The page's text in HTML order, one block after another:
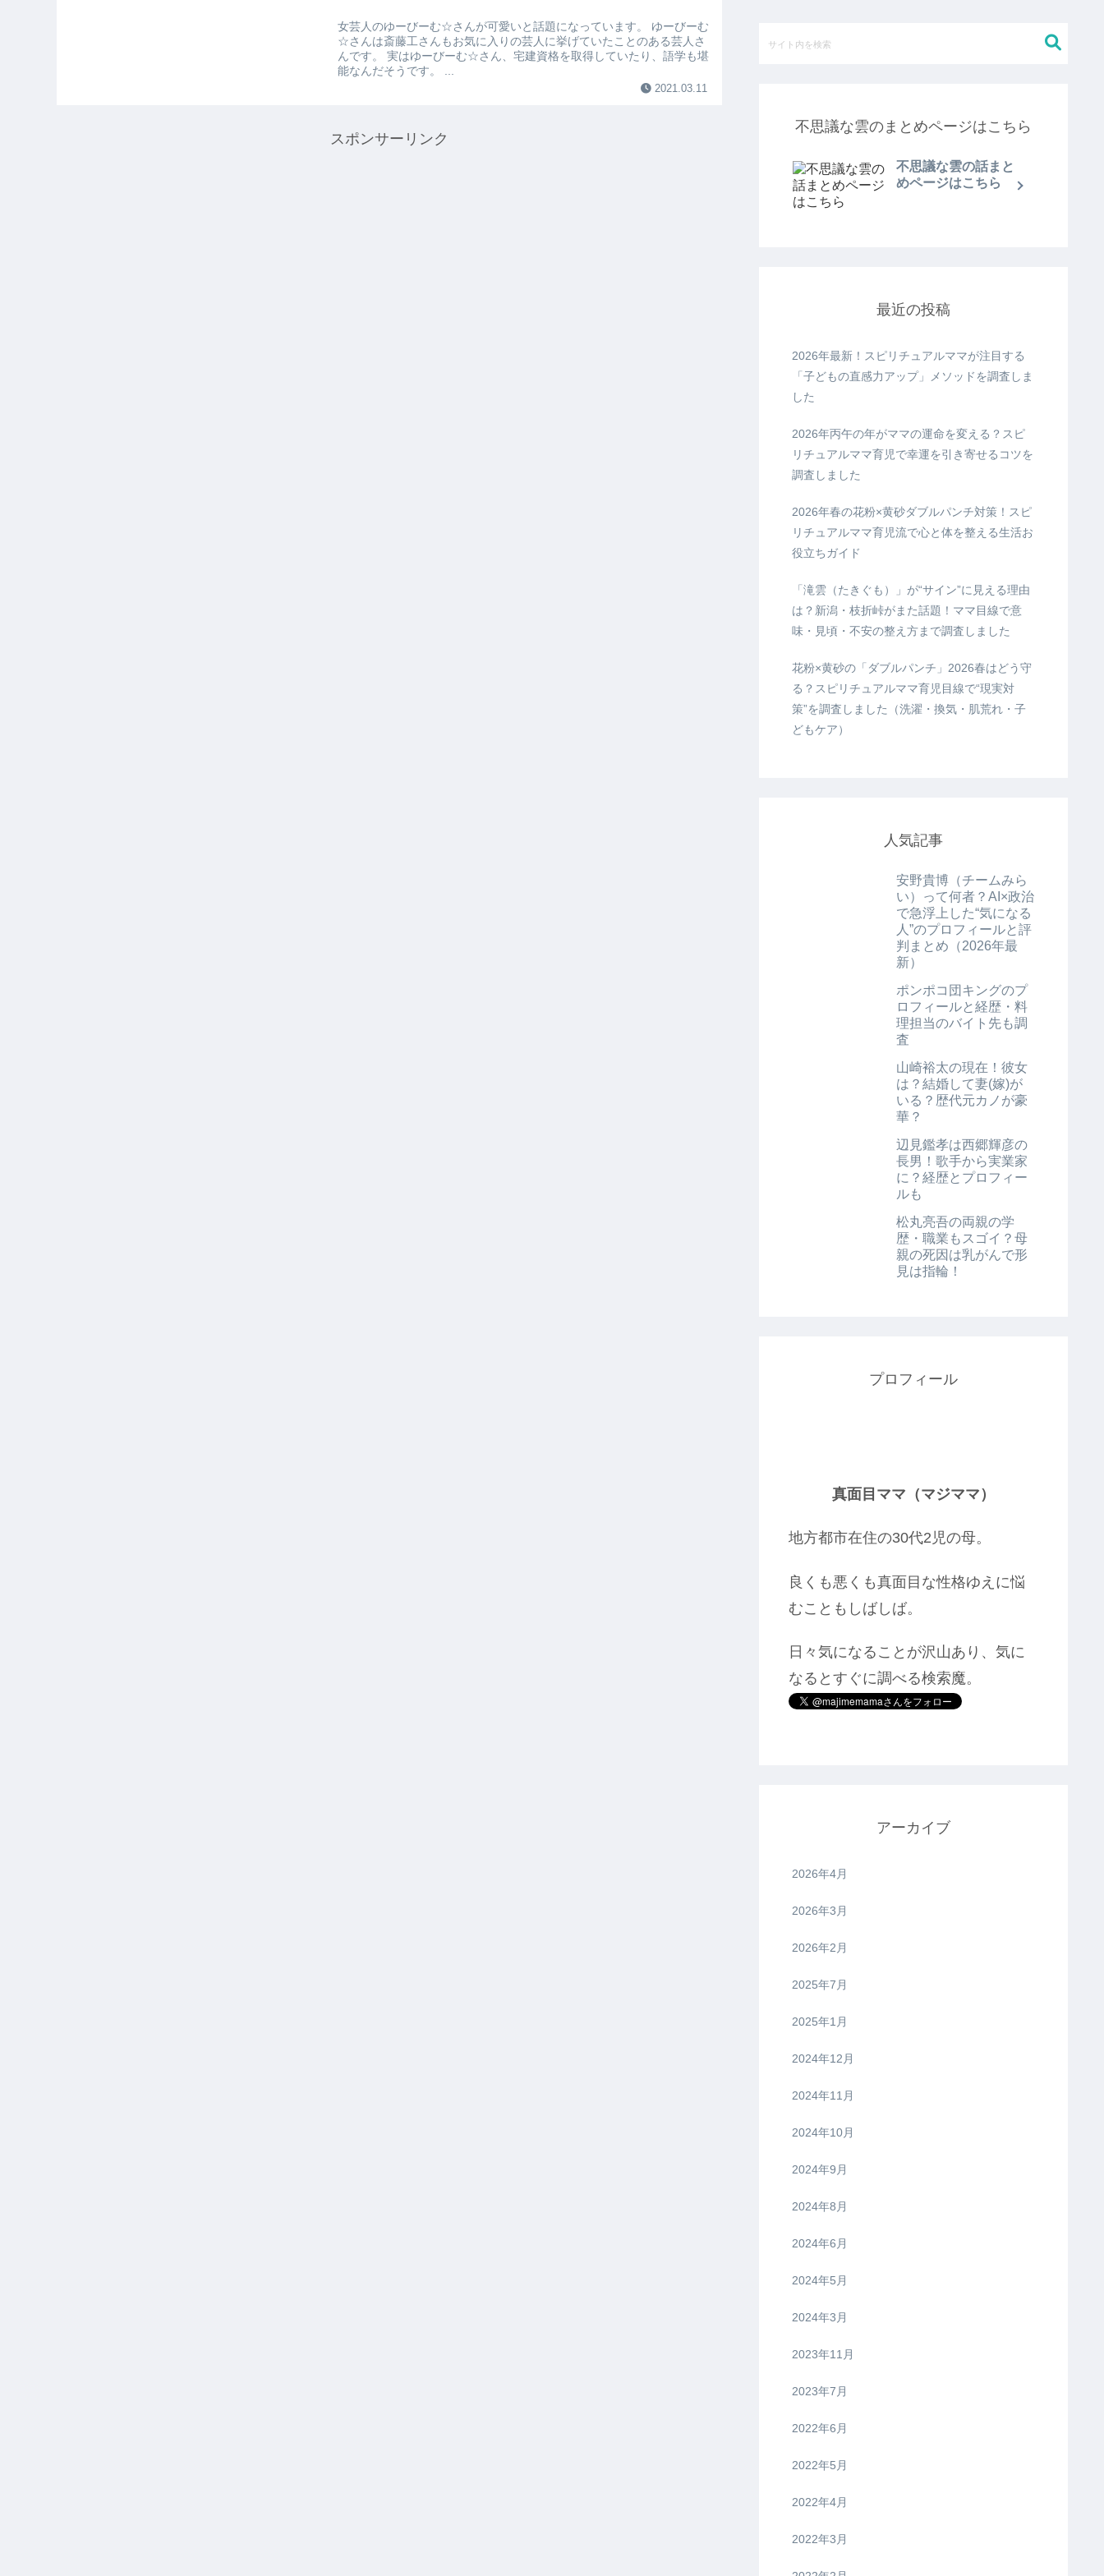
女芸人のゆーびーむ☆さんが可愛いと話題になっています。 ゆーびーむ
☆さんは斎藤工さんもお気に入りの芸人に挙げていたことのある芸人さ
んです。 実はゆーびーむ☆さん、宅建資格を取得していたり、語学も堪
能なんだそうです。 ...
2021.03.11
スポンサーリンク
不思議な雲のまとめページはこちら
不思議な雲の話まと
めページはこちら
最近の投稿
2026年最新！スピリチュアルママが注目する
「子どもの直感力アップ」メソッドを調査しま
した
2026年丙午の年がママの運命を変える？スピ
リチュアルママ育児で幸運を引き寄せるコツを
調査しました
2026年春の花粉×黄砂ダブルパンチ対策！スピ
リチュアルママ育児流で心と体を整える生活お
役立ちガイド
「滝雲（たきぐも）」が“サイン”に見える理由
は？新潟・枝折峠がまた話題！ママ目線で意
味・見頃・不安の整え方まで調査しました
花粉×黄砂の「ダブルパンチ」2026春はどう守
る？スピリチュアルママ育児目線で“現実対
策”を調査しました（洗濯・換気・肌荒れ・子
どもケア）
人気記事
安野貴博（チームみら
い）って何者？AI×政治
で急浮上した“気になる
人”のプロフィールと評
判まとめ（2026年最
新）
ポンポコ団キングのプ
ロフィールと経歴・料
理担当のバイト先も調
査
山崎裕太の現在！彼女
は？結婚して妻(嫁)が
いる？歴代元カノが豪
華？
辺見鑑孝は西郷輝彦の
長男！歌手から実業家
に？経歴とプロフィー
ルも
松丸亮吾の両親の学
歴・職業もスゴイ？母
親の死因は乳がんで形
見は指輪！
プロフィール
真面目ママ（マジママ）
地方都市在住の30代2児の母。
良くも悪くも真面目な性格ゆえに悩
むこともしばしば。
日々気になることが沢山あり、気に
なるとすぐに調べる検索魔。
アーカイブ
2026年4月
2026年3月
2026年2月
2025年7月
2025年1月
2024年12月
2024年11月
2024年10月
2024年9月
2024年8月
2024年6月
2024年5月
2024年3月
2023年11月
2023年7月
2022年6月
2022年5月
2022年4月
2022年3月